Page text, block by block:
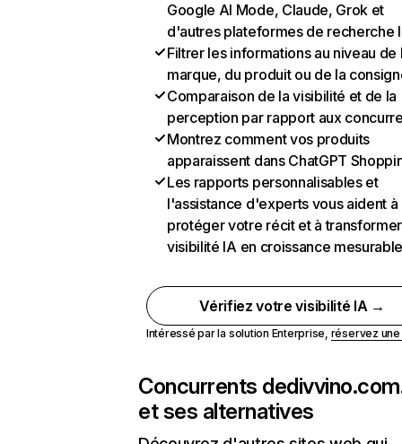
Google AI Mode, Claude, Grok et
d'autres plateformes de recherche
Filtrer les informations au niveau de
marque, du produit ou de la
Comparaison de la visibilité et de la
perception par rapport aux
Montrez comment vos produits
apparaissent dans ChatGPT
Les rapports personnalisables et
l'assistance d'experts vous aident à
protéger votre récit et à
visibilité IA en croissance
Vérifiez votre visibilité IA →
Intéressé par la solution Enterprise, réservez
Concurrents de
et ses alternatives